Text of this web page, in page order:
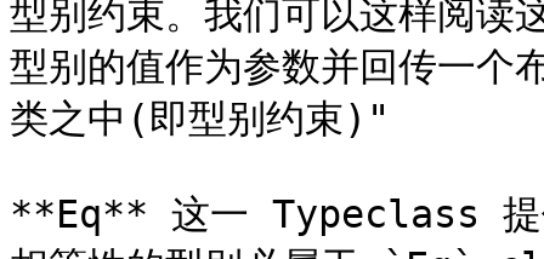
型别约束。我们可以这样阅读
型别的值作为参数并回传一个
类之中(即型别约束)"
**Eq** 这一 Typeclass 提